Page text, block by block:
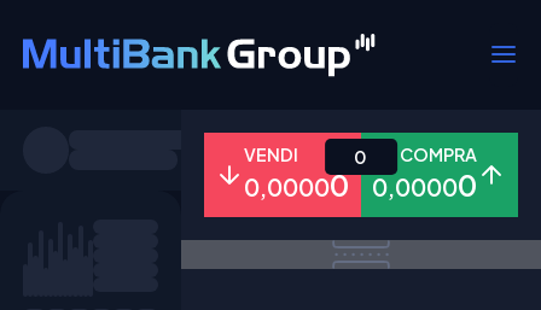
Tutti Forex Metalli Azioni
VENDI
0,00000
COMPRA
0,00000
0